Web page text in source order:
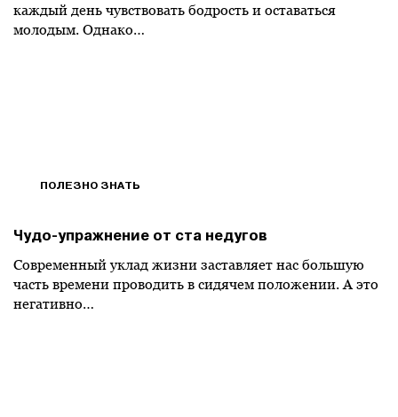
каждый день чувствовать бодрость и оставаться
молодым. Однако…
ПОЛЕЗНО ЗНАТЬ
Чудо-упражнение от ста недугов
Современный уклад жизни заставляет нас большую
часть времени проводить в сидячем положении. А это
негативно…